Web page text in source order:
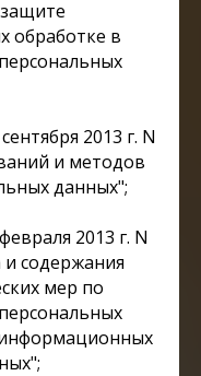
обработке в
2013 г. N
и методов
данных";
2013 г. N
и содержания
мер по